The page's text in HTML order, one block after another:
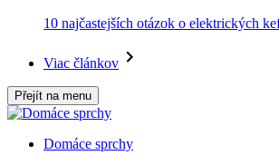
10 najčastejších otázok o elektrických
Viac článkov
Přejít na menu
Domáce sprchy